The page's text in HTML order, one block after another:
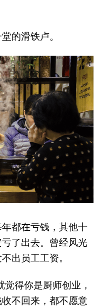
的滑铁卢。
都在亏钱，其他十
了出去。曾经风光
出员工工资。
得你是厨师创业，
不回来，都不愿意